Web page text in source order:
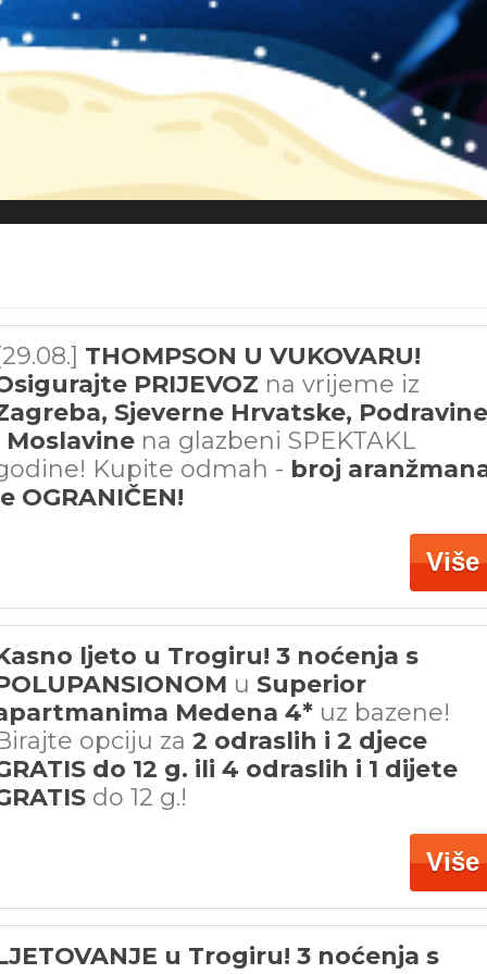
THOMPSON U VUKOVARU!
PRIJEVOZ na vrijeme iz
Sjeverne Hrvatske, Podravine
Moslavine na glazbeni SPEKTAKL
Kupite odmah - broj
OGRANIČEN!
Više
ljeto u Trogiru! 3 noćenja s
u Superior
Medena 4* uz bazene!
opciju za 2 odraslih i 2 djece
do 12 g. ili 4 odraslih i 1 dijete
do 12 g.!
Više
u Trogiru! 3 noćenja s